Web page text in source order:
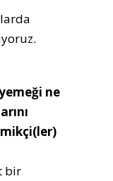
ne
bir